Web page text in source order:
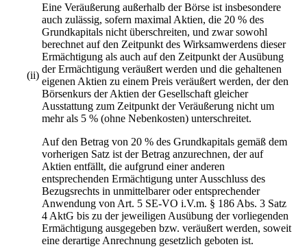
(ii)
Eine Veräußerung außerhalb der Börse ist insbesondere
auch zulässig, sofern maximal Aktien, die 20 % des
Grundkapitals nicht überschreiten, und zwar sowohl
berechnet auf den Zeitpunkt des Wirksamwerdens dieser
Ermächtigung als auch auf den Zeitpunkt der Ausübung
der Ermächtigung veräußert werden und die gehaltenen
eigenen Aktien zu einem Preis veräußert werden, der den
Börsenkurs der Aktien der Gesellschaft gleicher
Ausstattung zum Zeitpunkt der Veräußerung nicht um
mehr als 5 % (ohne Nebenkosten) unterschreitet.
Auf den Betrag von 20 % des Grundkapitals gemäß dem
vorherigen Satz ist der Betrag anzurechnen, der auf
Aktien entfällt, die aufgrund einer anderen
entsprechenden Ermächtigung unter Ausschluss des
Bezugsrechts in unmittelbarer oder entsprechender
Anwendung von Art. 5 SE-VO i.V.m. § 186 Abs. 3 Satz
4 AktG bis zu der jeweiligen Ausübung der vorliegenden
Ermächtigung ausgegeben bzw. veräußert werden, soweit
eine derartige Anrechnung gesetzlich geboten ist.